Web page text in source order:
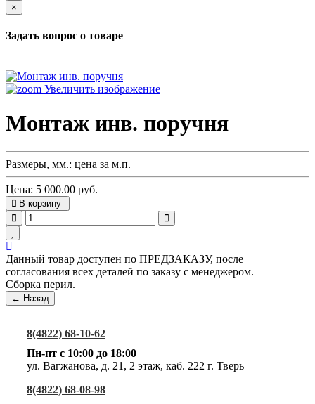
×
Задать вопрос о товаре
Увеличить изображение
Монтаж инв. поручня
Размеры, мм.: цена за м.п.
Цена: 5 000.00 руб.
В корзину
Данный товар доступен по ПРЕДЗАКАЗУ, после
согласования всех деталей по заказу с менеджером.
Сборка перил.
8(4822) 68-10-62
Пн-пт с 10:00 до 18:00
ул. Вагжанова, д. 21, 2 этаж, каб. 222 г. Тверь
8(4822) 68-08-98